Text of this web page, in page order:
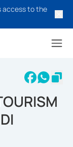
access to the